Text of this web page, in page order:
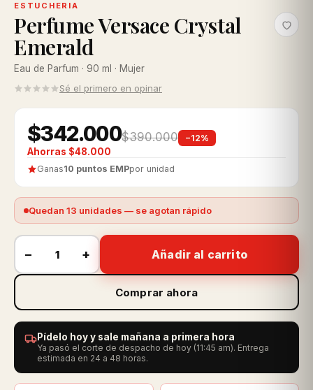
ESTUCHERIA
Perfume Versace Crystal
Emerald
Eau de Parfum · 90 ml · Mujer
Sé el primero en opinar
$342.000$390.000 −12%
Ahorras $48.000
Ganas10 puntos EMPpor unidad
Quedan 13 unidades — se agotan rápido
− + Añadir al carrito
Comprar ahora
Pídelo hoy y sale mañana a primera hora
Ya pasó el corte de despacho de hoy (11:45 am). Entrega
estimada en 24 a 48 horas.